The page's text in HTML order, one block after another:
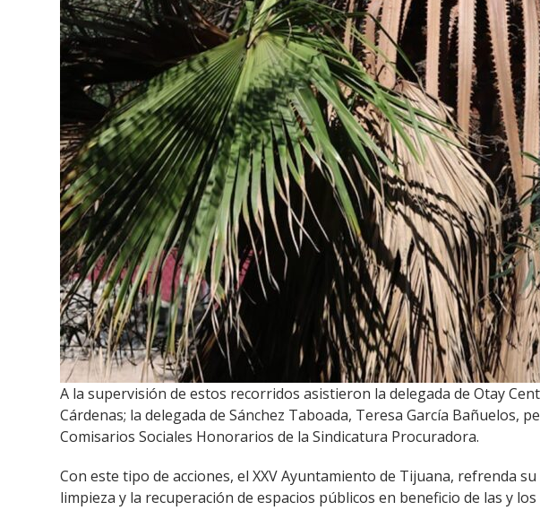
A la supervisión de estos recorridos asistieron la delegada de Otay
Cárdenas; la delegada de Sánchez Taboada, Teresa García
Comisarios Sociales Honorarios de la Sindicatura Procuradora.
Con este tipo de acciones, el XXV Ayuntamiento de Tijuana, refrenda
limpieza y la recuperación de espacios públicos en beneficio de las y los